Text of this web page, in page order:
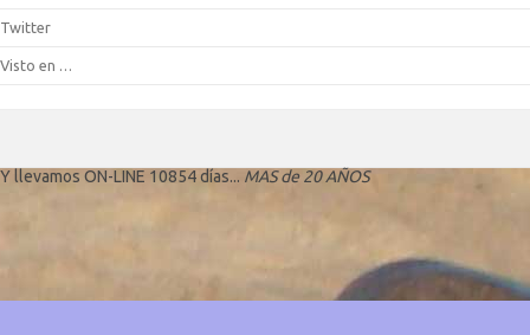
Twitter
Visto en …
Y llevamos ON-LINE 10854 días... MAS de 20 AÑOS